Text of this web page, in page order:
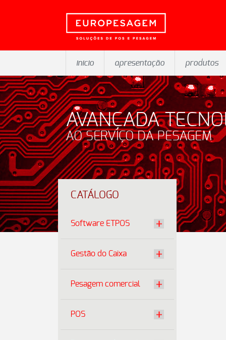
inicio apresentação produtos
AVANÇADA
AO SERVIÇO DA PESAGEM
CATÁLOGO
Software ETPOS
Gestão do Caixa
Pesagem comercial
POS